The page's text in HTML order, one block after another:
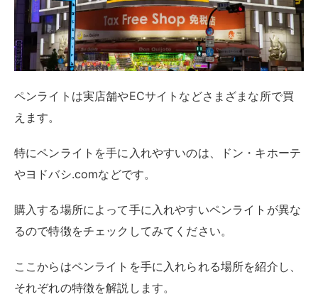
ペンライトは実店舗やECサイトなどさまざまな所で買
えます。
特にペンライトを手に入れやすいのは、ドン・キホーテ
やヨドバシ.comなどです。
購入する場所によって手に入れやすいペンライトが異な
るので特徴をチェックしてみてください。
ここからはペンライトを手に入れられる場所を紹介し、
それぞれの特徴を解説します。